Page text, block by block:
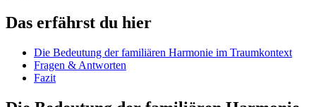
Das erfährst du hier
Die ​Bedeutung der familiären Harmonie im Traumkontext
Fragen & Antworten
Fazit